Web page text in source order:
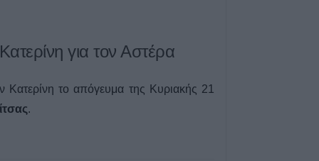
για τον Αστέρα
Κατερίνη το απόγευμα της Κυριακής 21
.